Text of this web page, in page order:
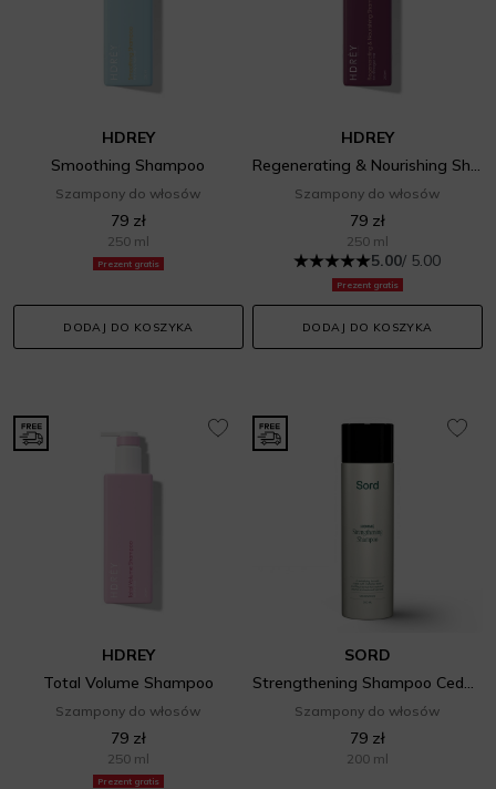
Prezent gratis
HDREY
Smoothing Shampoo
Szampony do włosów
79 zł
250 ml
DODAJ DO KOSZYKA
Prezent gratis
HDREY
Regenerating & Nourishing Shampoo
Szampony do włosów
79 zł
250 ml
5.00/ 5.00
DODAJ DO KOSZYKA
Prezent gratis
HDREY
Total Volume Shampoo
Szampony do włosów
79 zł
250 ml
SORD
Strengthening Shampoo Cedarwood
Szampony do włosów
79 zł
200 ml